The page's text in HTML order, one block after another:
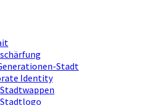
Stadt
Identity
Stadtwappen
Stadtlogo